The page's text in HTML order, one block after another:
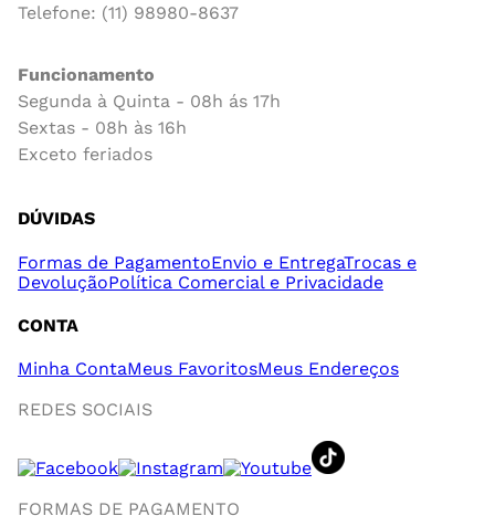
Telefone: (11) 98980-8637
Funcionamento
Segunda à Quinta - 08h ás 17h
Sextas - 08h às 16h
Exceto feriados
DÚVIDAS
Formas de PagamentoEnvio e EntregaTrocas e
DevoluçãoPolítica Comercial e Privacidade
CONTA
Minha ContaMeus FavoritosMeus Endereços
REDES SOCIAIS
FORMAS DE PAGAMENTO